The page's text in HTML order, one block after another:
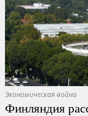
Экономическая война
Финляндия